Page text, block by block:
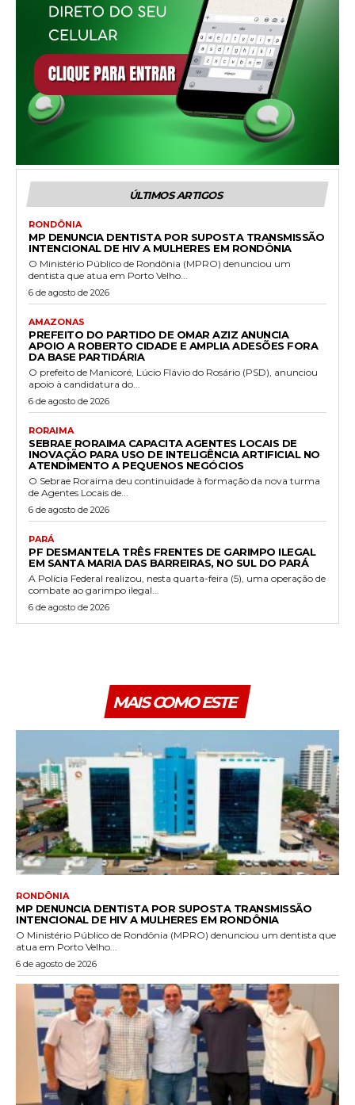
ÚLTIMOS ARTIGOS
RONDÔNIA
MP DENUNCIA DENTISTA POR SUPOSTA TRANSMISSÃO
INTENCIONAL DE HIV A MULHERES EM RONDÔNIA
O Ministério Público de Rondônia (MPRO) denunciou um
dentista que atua em Porto Velho...
6 de agosto de 2026
AMAZONAS
PREFEITO DO PARTIDO DE OMAR AZIZ ANUNCIA
APOIO A ROBERTO CIDADE E AMPLIA ADESÕES FORA
DA BASE PARTIDÁRIA
O prefeito de Manicoré, Lúcio Flávio do Rosário (PSD), anunciou
apoio à candidatura do...
6 de agosto de 2026
RORAIMA
SEBRAE RORAIMA CAPACITA AGENTES LOCAIS DE
INOVAÇÃO PARA USO DE INTELIGÊNCIA ARTIFICIAL NO
ATENDIMENTO A PEQUENOS NEGÓCIOS
O Sebrae Roraima deu continuidade à formação da nova turma
de Agentes Locais de...
6 de agosto de 2026
PARÁ
PF DESMANTELA TRÊS FRENTES DE GARIMPO ILEGAL
EM SANTA MARIA DAS BARREIRAS, NO SUL DO PARÁ
A Polícia Federal realizou, nesta quarta-feira (5), uma operação de
combate ao garimpo ilegal...
6 de agosto de 2026
MAIS COMO ESTE
RONDÔNIA
MP DENUNCIA DENTISTA POR SUPOSTA TRANSMISSÃO
INTENCIONAL DE HIV A MULHERES EM RONDÔNIA
O Ministério Público de Rondônia (MPRO) denunciou um dentista que
atua em Porto Velho...
6 de agosto de 2026